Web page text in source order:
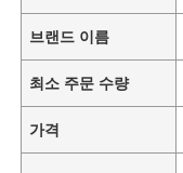
브랜드 이름
최소 주문 수량
가격